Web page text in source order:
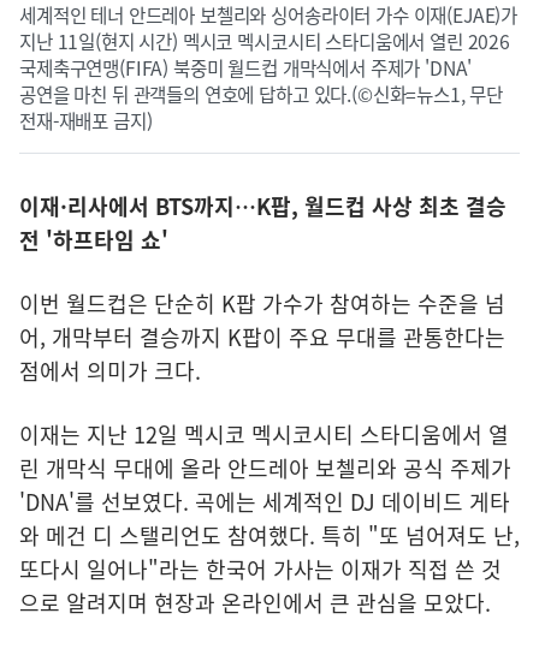
세계적인 테너 안드레아 보첼리와 싱어송라이터 가수 이재(EJAE)가
지난 11일(현지 시간) 멕시코 멕시코시티 스타디움에서 열린 2026
국제축구연맹(FIFA) 북중미 월드컵 개막식에서 주제가 'DNA'
공연을 마친 뒤 관객들의 연호에 답하고 있다.(©신화=뉴스1, 무단
전재-재배포 금지)
이재·리사에서 BTS까지…K팝, 월드컵 사상 최초 결승
전 '하프타임 쇼'
이번 월드컵은 단순히 K팝 가수가 참여하는 수준을 넘
어, 개막부터 결승까지 K팝이 주요 무대를 관통한다는
점에서 의미가 크다.
이재는 지난 12일 멕시코 멕시코시티 스타디움에서 열
린 개막식 무대에 올라 안드레아 보첼리와 공식 주제가
'DNA'를 선보였다. 곡에는 세계적인 DJ 데이비드 게타
와 메건 디 스탤리언도 참여했다. 특히 "또 넘어져도 난,
또다시 일어나"라는 한국어 가사는 이재가 직접 쓴 것
으로 알려지며 현장과 온라인에서 큰 관심을 모았다.